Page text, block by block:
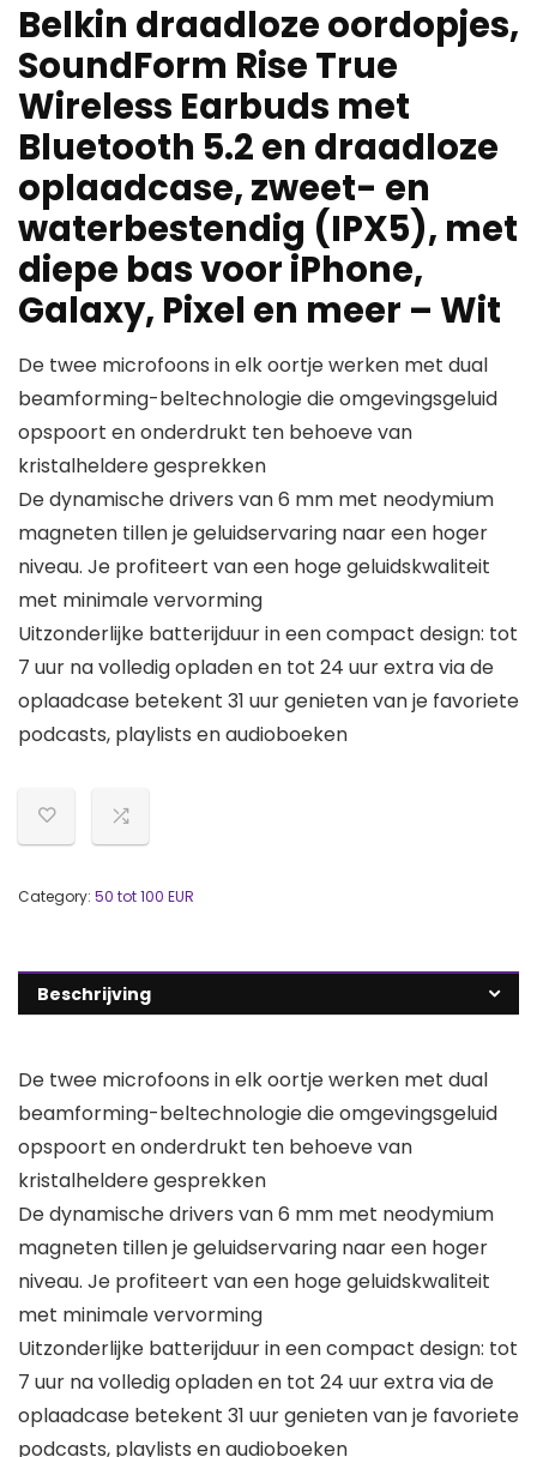
Belkin draadloze oordopjes,
SoundForm Rise True
Wireless Earbuds met
Bluetooth 5.2 en draadloze
oplaadcase, zweet- en
waterbestendig (IPX5), met
diepe bas voor iPhone,
Galaxy, Pixel en meer – Wit
De twee microfoons in elk oortje werken met dual
beamforming-beltechnologie die omgevingsgeluid
opspoort en onderdrukt ten behoeve van
kristalheldere gesprekken
De dynamische drivers van 6 mm met neodymium
magneten tillen je geluidservaring naar een hoger
niveau. Je profiteert van een hoge geluidskwaliteit
met minimale vervorming
Uitzonderlijke batterijduur in een compact design: tot
7 uur na volledig opladen en tot 24 uur extra via de
oplaadcase betekent 31 uur genieten van je favoriete
podcasts, playlists en audioboeken
Category: 50 tot 100 EUR
Beschrijving
De twee microfoons in elk oortje werken met dual
beamforming-beltechnologie die omgevingsgeluid
opspoort en onderdrukt ten behoeve van
kristalheldere gesprekken
De dynamische drivers van 6 mm met neodymium
magneten tillen je geluidservaring naar een hoger
niveau. Je profiteert van een hoge geluidskwaliteit
met minimale vervorming
Uitzonderlijke batterijduur in een compact design: tot
7 uur na volledig opladen en tot 24 uur extra via de
oplaadcase betekent 31 uur genieten van je favoriete
podcasts, playlists en audioboeken